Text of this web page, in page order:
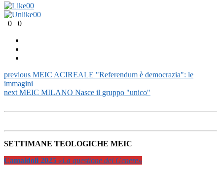
00
00
0
0
previous MEIC ACIREALE "Referendum è democrazia": le
immagini
next MEIC MILANO Nasce il gruppo "unico"
SETTIMANE TEOLOGICHE MEIC
Camaldoli 2025 «La questione del Genere»